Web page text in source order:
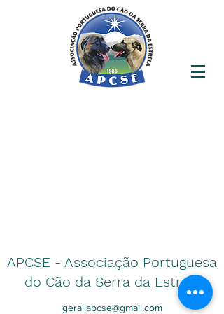
APCSE - Associação Portuguesa
do Cão da Serra da Estrela
geral.apcse@gmail.com